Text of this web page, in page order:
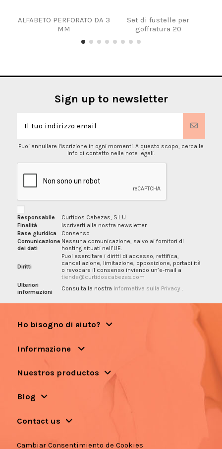
ALFABETO PERFORATO DA 3
MM
Set di fustelle per
goffratura 20
Sign up to newsletter
Puoi annullare l'iscrizione in ogni momenti. A questo scopo, cerca le
info di contatto nelle note legali.
Responsabile
Curtidos Cabezas, S.L.U.
Finalità
Iscriverti alla nostra newsletter.
Base giuridica
Consenso
Comunicazione
dei dati
Nessuna comunicazione, salvo ai fornitori di
hosting situati nell’UE.
Diritti
Puoi esercitare i diritti di accesso, rettifica,
cancellazione, limitazione, opposizione, portabilità
o revocare il consenso inviando un’e-mail a
tienda@curtidoscabezas.com
Ulteriori
informazioni
Consulta la nostra Informativa sulla Privacy .
Ho bisogno di aiuto?
Informazione
Nuestros productos
Blog
Contact us
Cambiar Consentimiento de Cookies